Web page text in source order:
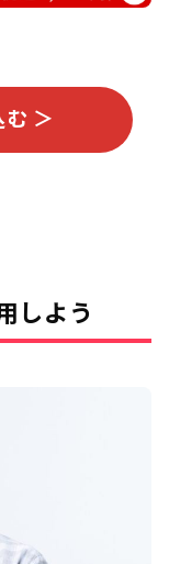
＞
しよう